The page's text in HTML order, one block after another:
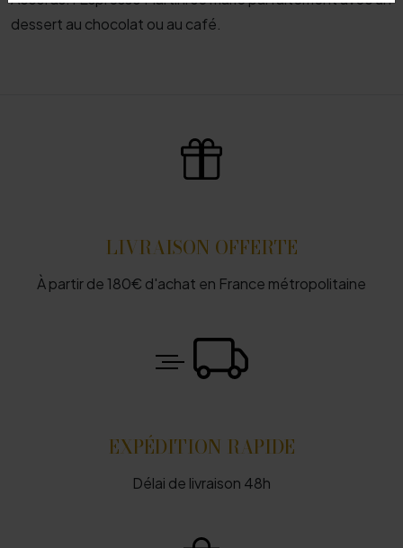
dessert au chocolat ou au café.
LIVRAISON OFFERTE
À partir de 180€ d'achat en France métropolitaine
EXPÉDITION RAPIDE
Délai de livraison 48h